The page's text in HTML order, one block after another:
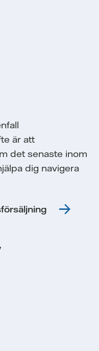
är att
det senaste inom
dig navigera